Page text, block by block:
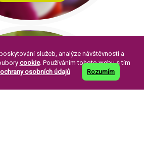
služeb, analýze návštěvnosti a
cookie. Používáním tohoto webu s tím
osobních údajů Rozumím